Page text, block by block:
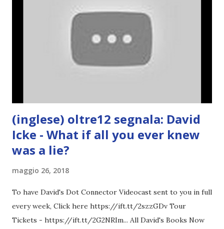
(inglese) oltre12 segnala: David
Icke - What if all you ever knew
was a lie?
maggio 26, 2018
To have David's Dot Connector Videocast sent to you in full
every week, Click here https://ift.tt/2szzGDv Tour
Tickets - https://ift.tt/2G2NRIm... All David's Books Now